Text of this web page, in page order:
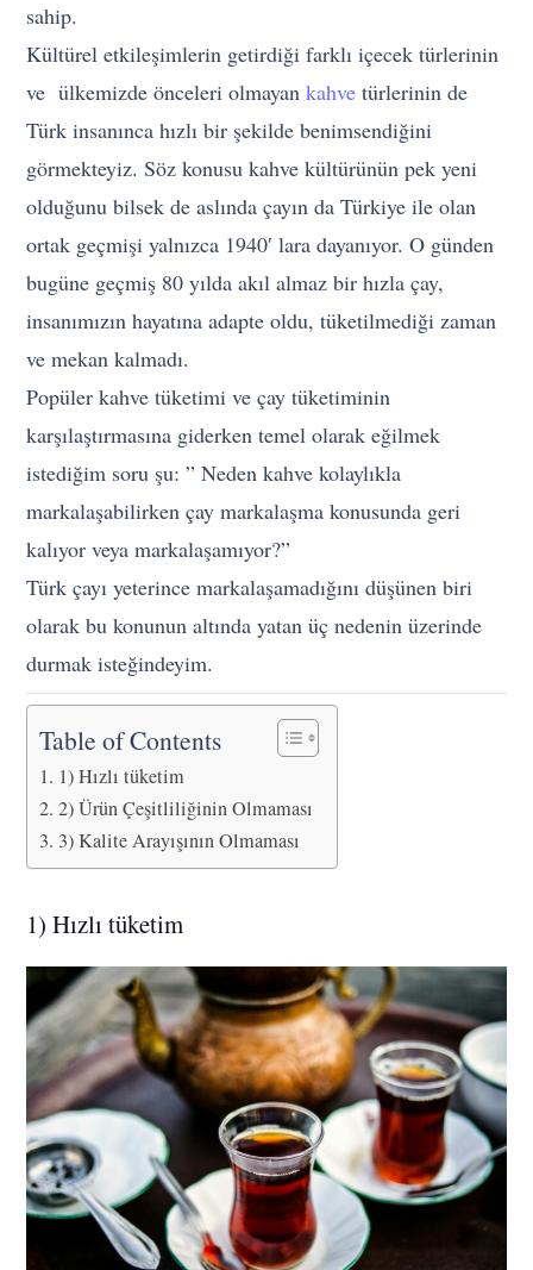
sahip.
Kültürel etkileşimlerin getirdiği farklı içecek türlerinin
ve ülkemizde önceleri olmayankahve türlerinin de
Türk insanınca hızlı bir şekilde benimsendiğini
görmekteyiz. Söz konusu kahve kültürünün pek yeni
olduğunu bilsek de aslında çayın da Türkiye ile olan
ortak geçmişi yalnızca 1940′ lara dayanıyor. O günden
bugüne geçmiş 80 yılda akıl almaz bir hızla çay,
insanımızın hayatına adapte oldu, tüketilmediği zaman
ve mekan kalmadı.
Popüler kahve tüketimi ve çay tüketiminin
karşılaştırmasına giderken temel olarak eğilmek
istediğim soru şu: ” Neden kahve kolaylıkla
markalaşabilirken çay markalaşma konusunda geri
kalıyor veya markalaşamıyor?”
Türk çayı yeterince markalaşamadığını düşünen biri
olarak bu konunun altında yatan üç nedenin üzerinde
durmak isteğindeyim.
Table of Contents
1) Hızlı tüketim
2) Ürün Çeşitliliğinin Olmaması
3) Kalite Arayışının Olmaması
1) Hızlı tüketim